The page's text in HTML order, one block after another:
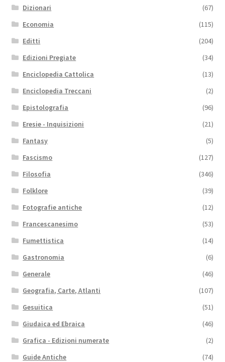
Dizionari
(67)
Economia
(115)
Editti
(204)
Edizioni Pregiate
(34)
Enciclopedia Cattolica
(13)
Enciclopedia Treccani
(2)
Epistolografia
(96)
Eresie - Inquisizioni
(21)
Fantasy
(5)
Fascismo
(127)
Filosofia
(346)
Folklore
(39)
Fotografie antiche
(12)
Francescanesimo
(53)
Fumettistica
(14)
Gastronomia
(6)
Generale
(46)
Geografia, Carte, Atlanti
(107)
Gesuitica
(51)
Giudaica ed Ebraica
(46)
Grafica - Edizioni numerate
(2)
Guide Antiche
(74)